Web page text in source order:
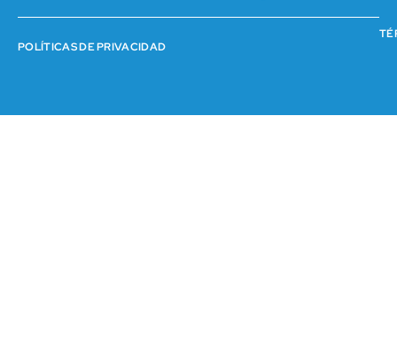
POLÍTICAS DE PRIVACIDAD